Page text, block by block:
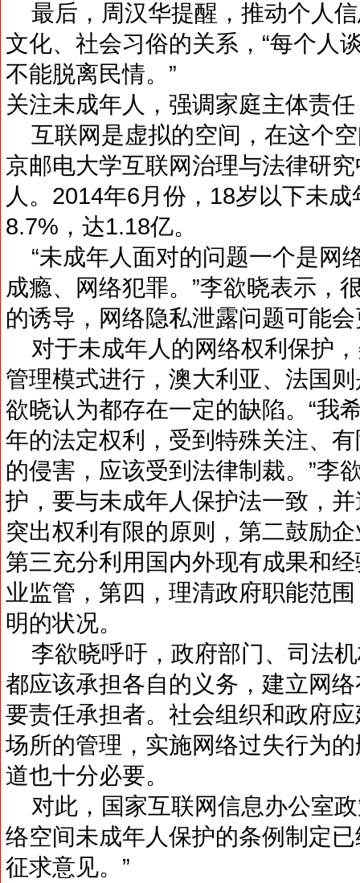
最后，周汉华提醒，推动个人
文化、社会习俗的关系，“每个人
不能脱离民情。”
关注未成年人，强调家庭主体责任
互联网是虚拟的空间，在这个
京邮电大学互联网治理与法律研
人。2014年6月份，18岁以下未
8.7%，达1.18亿。
“未成年人面对的问题一个是网
成瘾、网络犯罪。”李欲晓表示，
的诱导，网络隐私泄露问题可能
对于未成年人的网络权利保护
管理模式进行，澳大利亚、法国
欲晓认为都存在一定的缺陷。“我
年的法定权利，受到特殊关注、
的侵害，应该受到法律制裁。”李
护，要与未成年人保护法一致，
突出权利有限的原则，第二鼓励
第三充分利用国内外现有成果和
业监管，第四，理清政府职能范
明的状况。
李欲晓呼吁，政府部门、司法
都应该承担各自的义务，建立网
要责任承担者。社会组织和政府
场所的管理，实施网络过失行为
道也十分必要。
对此，国家互联网信息办公室
络空间未成年人保护的条例制定
征求意见。”